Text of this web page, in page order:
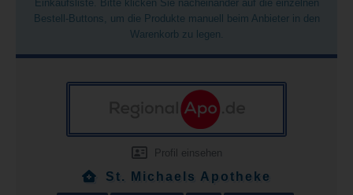
Einkaufsliste. Bitte klicken Sie nacheinander auf die einzelnen
Bestell-Buttons, um die Produkte manuell beim Anbieter in den
Warenkorb zu legen.
Profil einsehen
St. Michaels Apotheke